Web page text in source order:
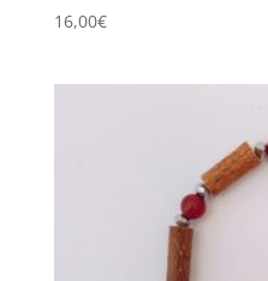
16,00€